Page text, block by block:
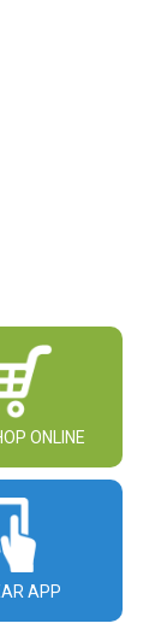
ONLINE
APP